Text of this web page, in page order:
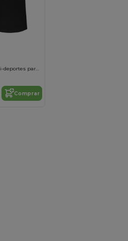
Bermuda de felpa multi-deportes para niños
Comprar